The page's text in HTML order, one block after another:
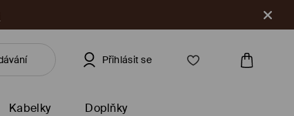
Přihlásit se
Kabelky Doplňky